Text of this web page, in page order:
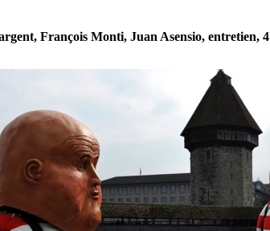
François Monti, Juan Asensio, entretien, 4